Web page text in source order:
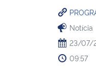
Notícia
23/07/
09:57